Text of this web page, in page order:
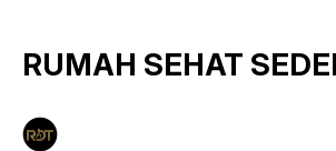
RUMAH SEHAT